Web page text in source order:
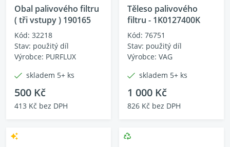
Obal palivového filtru
( tři vstupy ) 190165
Kód: 32218
Stav: použitý díl
Výrobce: PURFLUX
skladem 5+ ks
500 Kč
413 Kč bez DPH
Těleso palivového
filtru - 1K0127400K
Kód: 76751
Stav: použitý díl
Výrobce: VAG
skladem 5+ ks
1 000 Kč
826 Kč bez DPH